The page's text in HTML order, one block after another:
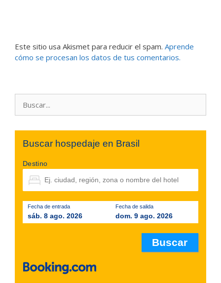
Este sitio usa Akismet para reducir el spam. Aprende
cómo se procesan los datos de tus comentarios.
Buscar hospedaje en Brasil
Destino
Fecha de entrada
sáb. 8 ago. 2026
Fecha de salida
dom. 9 ago. 2026